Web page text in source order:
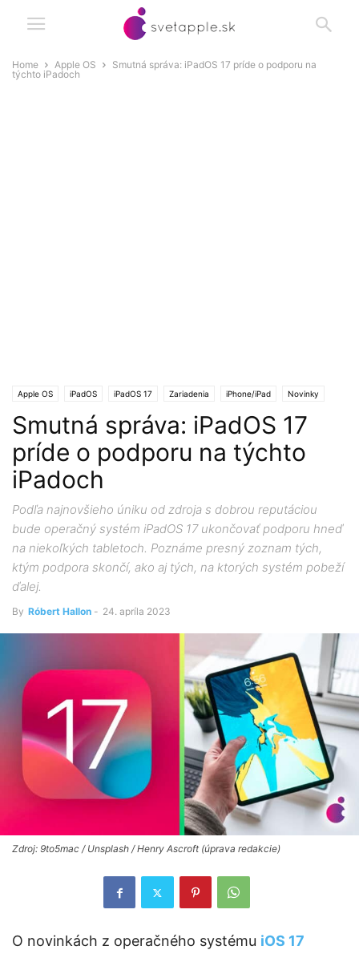
Home Apple OS
Smutná správa: iPadOS 17 príde o podporu na
týchto iPadoch
Apple OS iPadOS iPadOS 17 Zariadenia iPhone/iPad Novinky
Smutná správa: iPadOS 17
príde o podporu na týchto
iPadoch
Podľa najnovšieho úniku od zdroja s dobrou reputáciou
bude operačný systém iPadOS 17 ukončovať podporu hneď
na niekoľkých tabletoch. Poznáme presný zoznam tých,
ktým podpora skončí, ako aj tých, na ktorých systém pobeží
ďalej.
By Róbert Hallon - 24. apríla 2023
Zdroj: 9to5mac / Unsplash / Henry Ascroft (úprava redakcie)
O novinkách z operačného systému iOS 17